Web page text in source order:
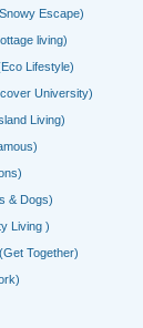
Escape)
living)
Lifestyle)
University)
Living)
& Dogs)
Living )
Together)